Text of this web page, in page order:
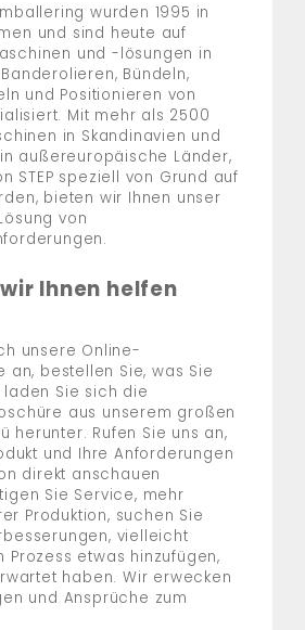
wurden 1995 in
und sind heute auf
und -lösungen in
Bündeln,
und Positionieren von
Mit mehr als 2500
in Skandinavien und
außereuropäische Länder,
STEP speziell von Grund auf
bieten wir Ihnen unser
von
Ihnen helfen
unsere Online-
an, bestellen Sie, was Sie
Sie sich die
aus unserem großen
herunter. Rufen Sie uns an,
und Ihre Anforderungen
direkt anschauen
Sie Service, mehr
Produktion, suchen Sie
vielleicht
Prozess etwas hinzufügen,
haben. Wir erwecken
und Ansprüche zum